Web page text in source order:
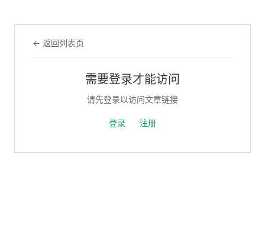
← 返回列表页
需要登录才能访问
请先登录以访问文章链接
登录 注册